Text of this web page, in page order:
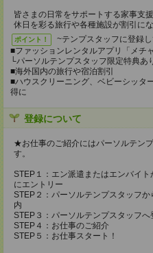
皆さまの日常をサポートする家事支援
休日を彩る旅行や各種施設が割引に
ポイント！
~テンプスタッフに登録
■ファッションレンタルアプリ「メチャ
└パーソルテンプスタッフ限定特典あ
■海外国内の旅行や宿泊割引
■ハウスクリーニング、ベビーシッタ
得に
登録について
★お仕事のご紹介にはパーソルテン
す。
STEP１：エン派遣またはエンバイ
にエントリー
STEP２：パーソルテンプスタッフ
内
STEP３：パーソルテンプスタッフへ
STEP４：お仕事のご紹介
STEP５：お仕事スタート！